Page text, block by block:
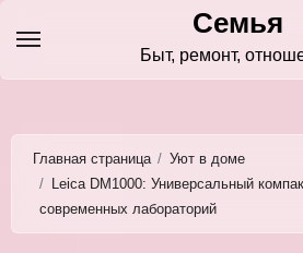
содержимому
Семья
Быт, ремонт,
Главная страница
Уют в доме
Leica DM1000: Универсальный
современных лабораторий